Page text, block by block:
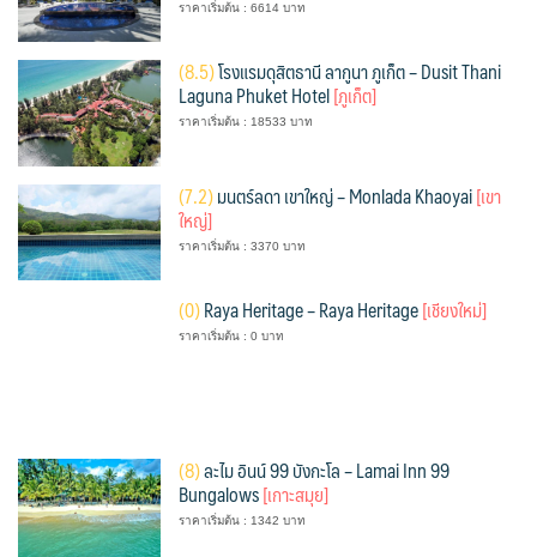
ราคาเริ่มต้น : 6614 บาท
(8.5)โรงแรมดุสิตธานี ลากูนา ภูเก็ต – Dusit Thani
Laguna Phuket Hotel[ภูเก็ต]
ราคาเริ่มต้น : 18533 บาท
(7.2)มนตร์ลดา เขาใหญ่ – Monlada Khaoyai[เขา
ใหญ่]
ราคาเริ่มต้น : 3370 บาท
(0)Raya Heritage – Raya Heritage[เชียงใหม่]
ราคาเริ่มต้น : 0 บาท
(8)ละไม อินน์ 99 บังกะโล – Lamai Inn 99
Bungalows[เกาะสมุย]
ราคาเริ่มต้น : 1342 บาท